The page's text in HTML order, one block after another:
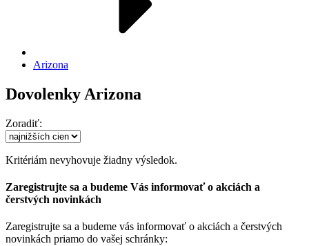
Arizona
Dovolenky Arizona
Zoradiť:
Kritériám nevyhovuje žiadny výsledok.
Zaregistrujte sa a budeme Vás informovať o akciách a
čerstvých novinkách
Zaregistrujte sa a budeme vás informovať o akciách a čerstvých
novinkách priamo do vašej schránky: